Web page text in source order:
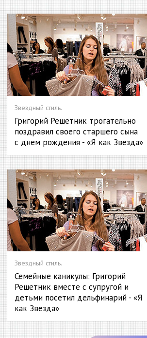
Звездный стиль.
Григорий Решетник трогательно
поздравил своего старшего сына
с днем рождения - «Я как Звезда»
Звездный стиль.
Семейные каникулы: Григорий
Решетник вместе с супругой и
детьми посетил дельфинарий - «Я
как Звезда»